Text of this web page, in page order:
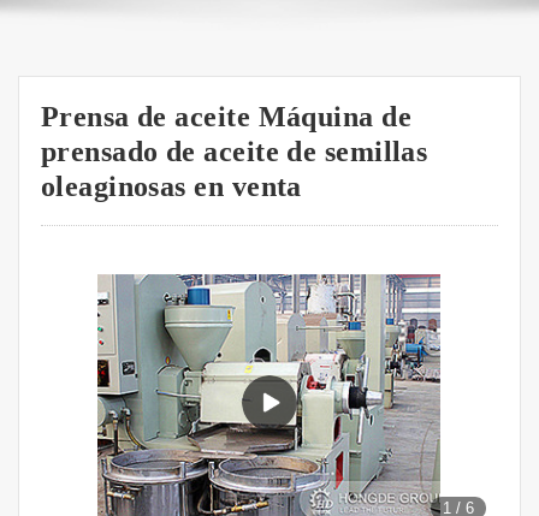
Prensa de aceite Máquina de
prensado de aceite de semillas
oleaginosas en venta
1 /6